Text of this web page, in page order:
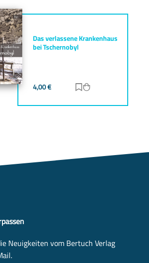
Das verlassene Krankenhaus
bei Tschernobyl
4,00€ Zur Merkliste
Neuigkeiten vom Bertuch Verlag